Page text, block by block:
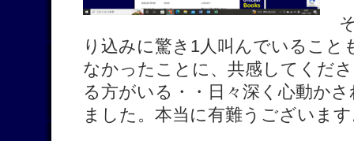
り込みに驚き1人叫んでいること
なかったことに、共感してくだ
る方がいる・・日々深く心動か
ました。本当に有難うございま